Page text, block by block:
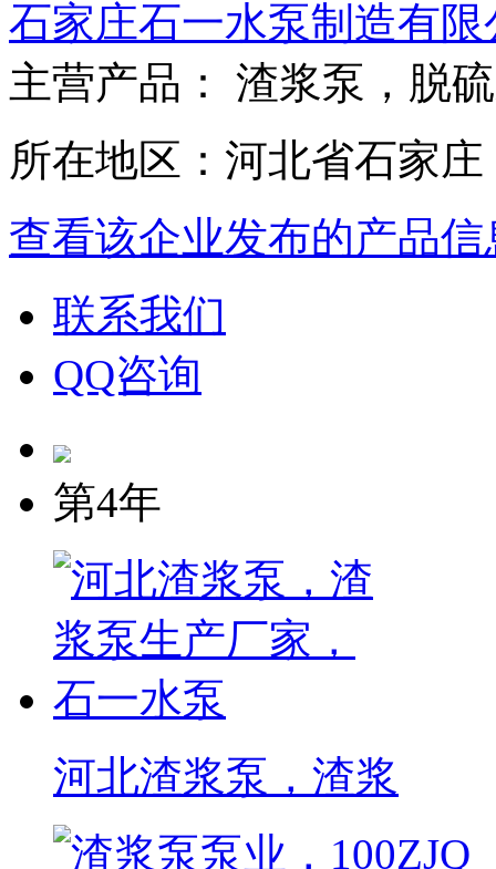
石家庄石一水泵制造有限
主营产品： 渣浆泵，脱
所在地区：河北省石家庄
查看该企业发布的产品信
联系我们
QQ咨询
第4年
河北渣浆泵，渣浆